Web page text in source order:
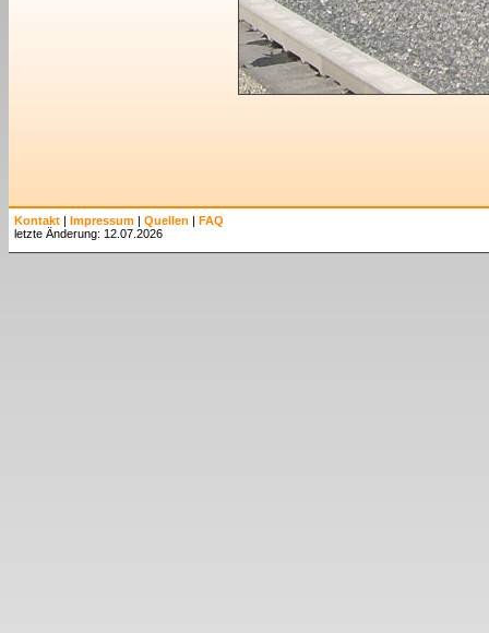
Kontakt | Impressum | Quellen | FAQ
letzte Änderung: 12.07.2026